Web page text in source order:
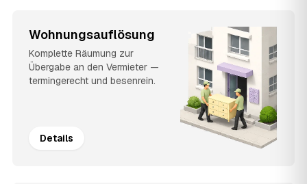
Wohnungsauflösung
Komplette Räumung zur
Übergabe an den Vermieter —
termingerecht und besenrein.
Details